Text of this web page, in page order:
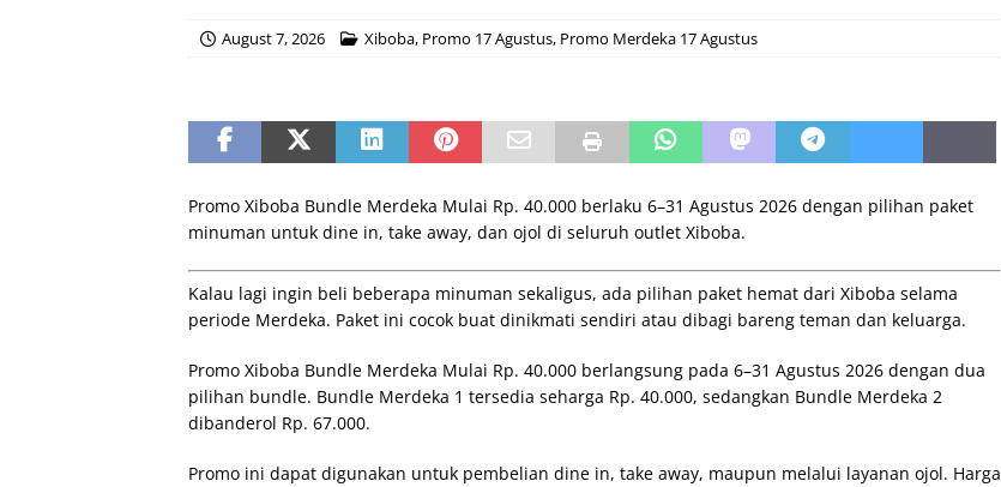
August 7, 2026 Xiboba, Promo 17 Agustus, Promo Merdeka 17 Agustus
Promo Xiboba Bundle Merdeka Mulai Rp. 40.000 berlaku 6–31 Agustus 2026 dengan pilihan paket
minuman untuk dine in, take away, dan ojol di seluruh outlet Xiboba.
Kalau lagi ingin beli beberapa minuman sekaligus, ada pilihan paket hemat dari Xiboba selama
periode Merdeka. Paket ini cocok buat dinikmati sendiri atau dibagi bareng teman dan keluarga.
Promo Xiboba Bundle Merdeka Mulai Rp. 40.000 berlangsung pada 6–31 Agustus 2026 dengan dua
pilihan bundle. Bundle Merdeka 1 tersedia seharga Rp. 40.000, sedangkan Bundle Merdeka 2
dibanderol Rp. 67.000.
Promo ini dapat digunakan untuk pembelian dine in, take away, maupun melalui layanan ojol. Harga